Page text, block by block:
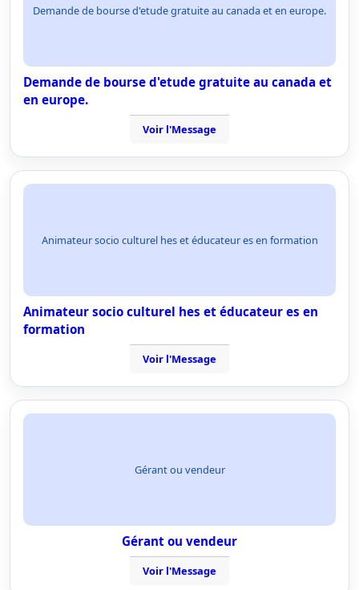
Demande de bourse d'etude gratuite au canada et en europe.
Demande de bourse d'etude gratuite au canada et
en europe.
Voir l'Message
Animateur socio culturel hes et éducateur es en formation
Animateur socio culturel hes et éducateur es en
formation
Voir l'Message
Gérant ou vendeur
Gérant ou vendeur
Voir l'Message